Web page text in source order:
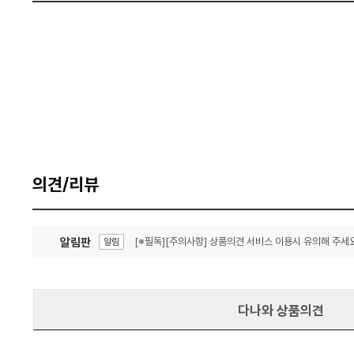
의견/리뷰
알림판 알림 [※필독][주의사항] 상품의견 서비스 이용시 유의해 주세
다나와 상품의견